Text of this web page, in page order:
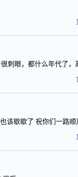
刺眼，都什么年代了
该歇歇了 祝你们一路